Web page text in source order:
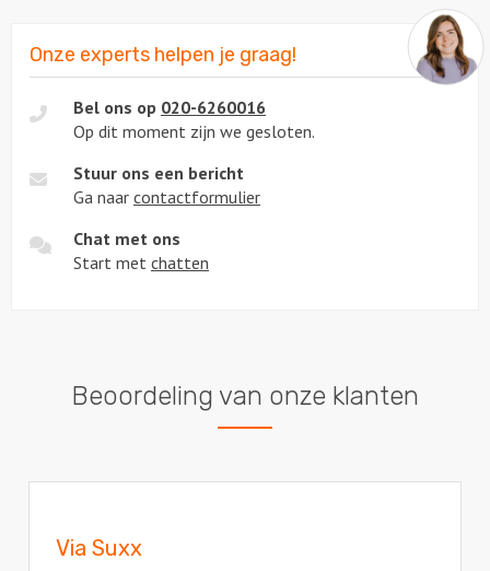
Onze experts helpen je graag!
Bel ons op 020-6260016
Op dit moment zijn we gesloten.
Stuur ons een bericht
Ga naar contactformulier
Chat met ons
Start met chatten
Beoordeling van onze klanten
Via Suxx